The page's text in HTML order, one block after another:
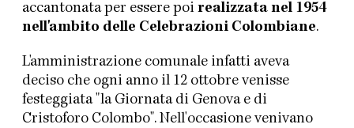
accantonata per essere poi realizzata nel 1954
nell'ambito delle Celebrazioni Colombiane.
L'amministrazione comunale infatti aveva
deciso che ogni anno il 12 ottobre venisse
festeggiata "la Giornata di Genova e di
Cristoforo Colombo". Nell'occasione venivano